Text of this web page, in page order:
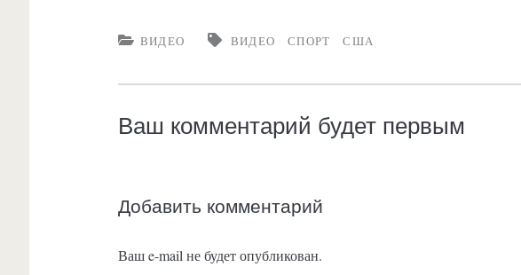
ВИДЕО ВИДЕО СПОРТ США
Ваш комментарий будет первым
Добавить комментарий
Ваш e-mail не будет опубликован.